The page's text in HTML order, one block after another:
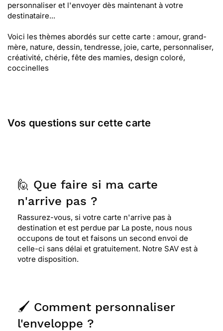
personnaliser et l'envoyer dès maintenant à votre
destinataire...
Voici les thèmes abordés sur cette carte : amour, grand-
mère, nature, dessin, tendresse, joie, carte, personnaliser,
créativité, chérie, fête des mamies, design coloré,
coccinelles
Vos questions sur cette carte
🙋 Que faire si ma carte
n'arrive pas ?
Rassurez-vous, si votre carte n'arrive pas à
destination et est perdue par La poste, nous nous
occupons de tout et faisons un second envoi de
celle-ci sans délai et gratuitement. Notre SAV est à
votre disposition.
🖌️ Comment personnaliser
l'enveloppe ?